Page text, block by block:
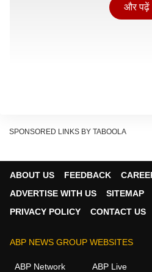
यह मामला इंडोनेशिया के माउंट
और पढ़ें
SPONSORED LINKS BY TABOOLA
ABOUT US FEEDBACK
ADVERTISE WITH US
SITEMAP
PRIVACY POLICY
CONTACT US
ABP NEWS GROUP WEBSITES
ABP Network ABP Live